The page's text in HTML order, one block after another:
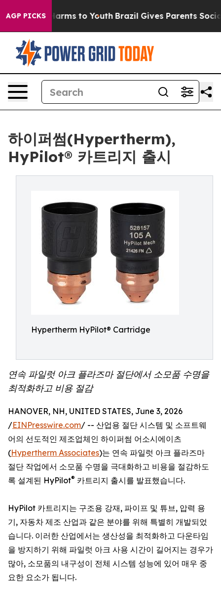
AGP PICKS
Abate Harms to Youth Brazil Gives Parents Social
하이퍼썸(Hypertherm),
HyPilot® 카트리지 출시
Hypertherm HyPilot® Cartridge
연속 파일럿 아크 플라즈마 절단에서 소모품 수명을
최적화하고 비용 절감
HANOVER, NH, UNITED STATES, June 3, 2026
/EINPresswire.com/ -- 산업용 절단 시스템 및 소프트웨
어의 선도적인 제조업체인 하이퍼썸 어소시에이츠
(Hypertherm Associates)는 연속 파일럿 아크 플라즈마
절단 작업에서 소모품 수명을 극대화하고 비용을 절감하도
록 설계된 HyPilot® 카트리지 출시를 발표했습니다.
HyPilot 카트리지는 구조용 강재, 파이프 및 튜브, 압력 용
기, 자동차 제조 산업과 같은 분야를 위해 특별히 개발되었
습니다. 이러한 산업에서는 생산성을 최적화하고 다운타임
을 방지하기 위해 파일럿 아크 사용 시간이 길어지는 경우가
많아, 소모품의 내구성이 전체 시스템 성능에 있어 매우 중
요한 요소가 됩니다.